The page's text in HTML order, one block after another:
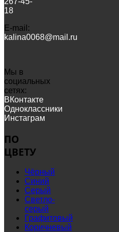
18
Е-mail:
kalina0068@mail.ru
Мы в
социальных
сетях:
ВКонтакте
Одноклассники
Инстаграм
ПО
ЦВЕТУ
Чёрный
Синий
Серый
Светло-
серый
Графитовый
Коричневый